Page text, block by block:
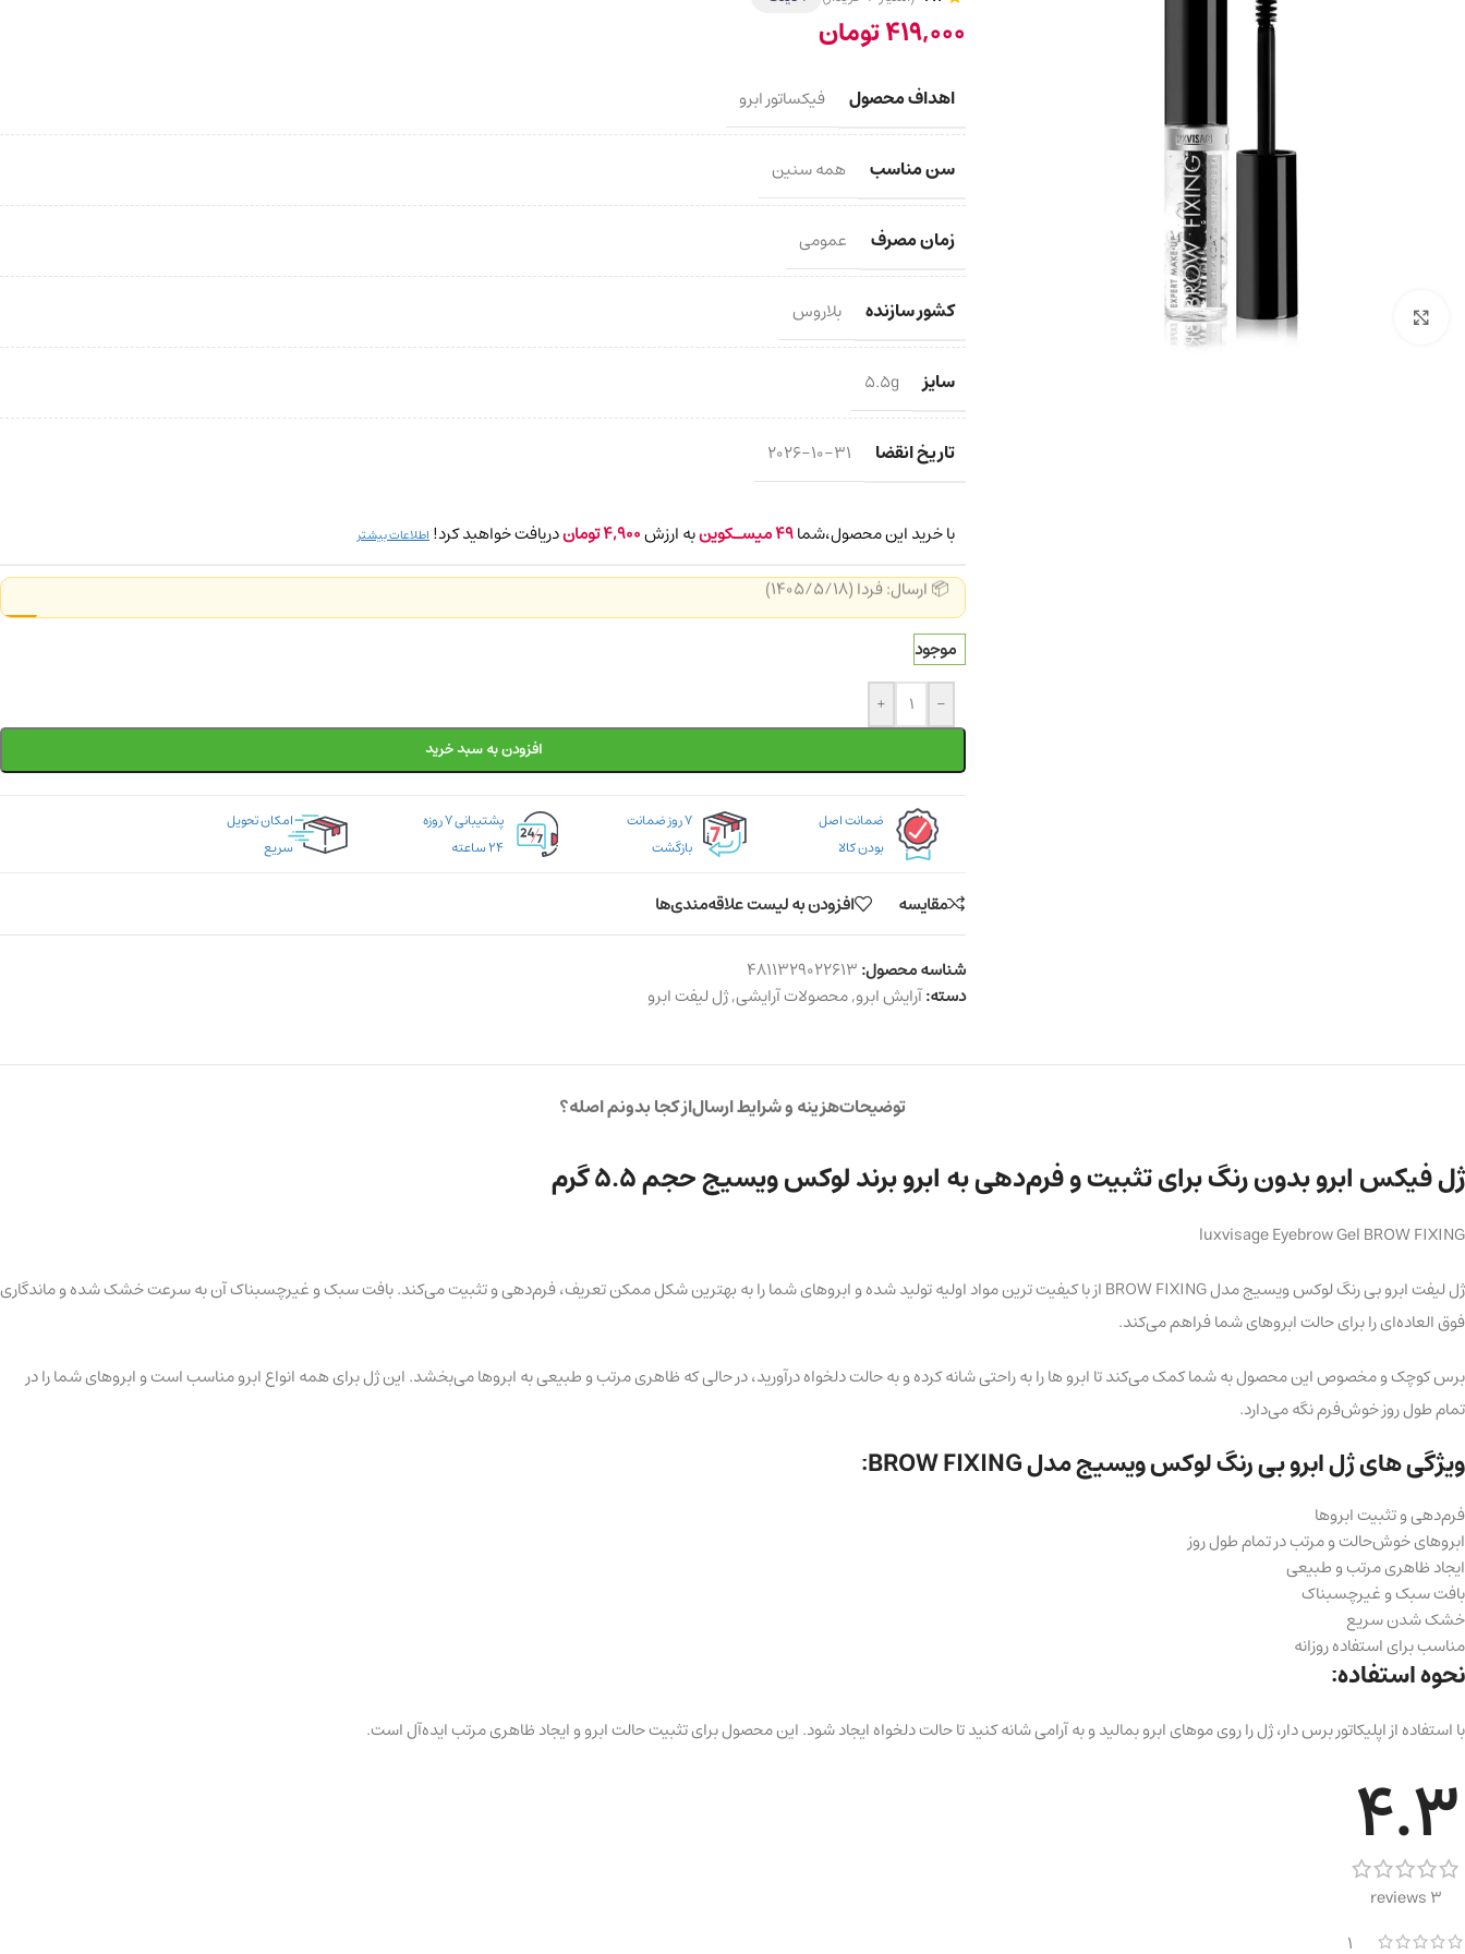
برای بزرگ‌نمایی کلیک کنید
419,000تومان
اهداف محصول فیکساتور ابرو
سن مناسب همه سنین
زمان مصرف عمومی
کشور سازنده بلاروس
سایز 5.5g
تاریخ انقضا 2026-10-31
با خرید این محصول،شما49میسـکوینبه ارزش4,900توماندریافت خواهید کرد! اطلاعات بیشتر
📦 ارسال: فردا (1405/5/18)
موجود
-
+
افزودن به سبد خرید
ضمانت اصل
بودن کالا
۷ روز ضمانت
بازگشت
پشتیبانی ۷ روزه
۲۴ ساعته
امکان تحویل
سریع
مقایسه افزودن به لیست علاقه‌مندی‌ها
شناسه محصول:4811329022613
دسته:آرایش ابرو,محصولات آرایشی,ژل لیفت ابرو
توضیحاتهزینه و شرایط ارسالاز کجا بدونم اصله؟
ژل فیکس ابرو بدون رنگ برای تثبیت و فرم‌دهی به ابرو برند لوکس ویسیج حجم 5.5 گرم
luxvisage Eyebrow Gel BROW FIXING
ژل لیفت ابرو بی‌ رنگ لوکس ویسیج مدل BROW FIXING از با کیفیت ترین مواد اولیه تولید شده و ابروهای شما را به بهترین شکل ممکن تعریف، فرم‌دهی و تثبیت می‌کند. بافت سبک و غیرچسبناک آن به سرعت خشک شده و ماندگاری
فوق‌ العاده‌ای را برای حالت ابروهای شما فراهم می‌کند.
برس کوچک و مخصوص این محصول به شما کمک می‌کند تا ابرو ها را به راحتی شانه کرده و به حالت دلخواه درآورید، در حالی که ظاهری مرتب و طبیعی به ابروها می‌بخشد. این ژل برای همه انواع ابرو مناسب است و ابروهای شما را در
تمام طول روز خوش‌فرم نگه می‌دارد.
ویژگی‌ های ژل ابرو بی‌ رنگ لوکس ویسیج مدل BROW FIXING:
فرم‌دهی و تثبیت ابروها
ابروهای خوش‌حالت و مرتب در تمام طول روز
ایجاد ظاهری مرتب و طبیعی
بافت سبک و غیرچسبناک
خشک شدن سریع
مناسب برای استفاده روزانه
نحوه استفاده:
با استفاده از اپلیکاتور برس‌ دار، ژل را روی موهای ابرو بمالید و به آرامی شانه کنید تا حالت دلخواه ایجاد شود. این محصول برای تثبیت حالت ابرو و ایجاد ظاهری مرتب ایده‌آل است.
4.3
3 reviews
1